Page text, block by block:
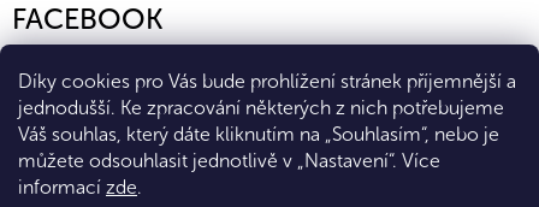
Díky cookies pro Vás bude prohlížení stránek příjemnější a
jednodušší. Ke zpracování některých z nich potřebujeme
Váš souhlas, který dáte kliknutím na „Souhlasím“, nebo je
můžete odsouhlasit jednotlivě v „Nastavení“. Více
informací zde.
FACEBOOK